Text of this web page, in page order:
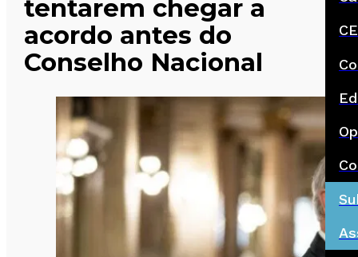
tentarem chegar a
acordo antes do
Conselho Nacional